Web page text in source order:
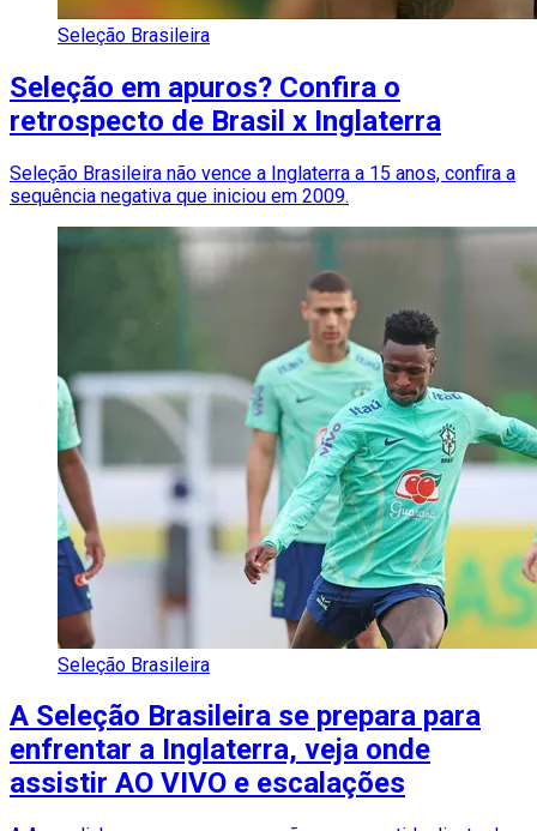
Seleção Brasileira
Seleção em apuros? Confira o
retrospecto de Brasil x Inglaterra
Seleção Brasileira não vence a Inglaterra a 15 anos, confira a
sequência negativa que iniciou em 2009.
Seleção Brasileira
A Seleção Brasileira se prepara para
enfrentar a Inglaterra, veja onde
assistir AO VIVO e escalações